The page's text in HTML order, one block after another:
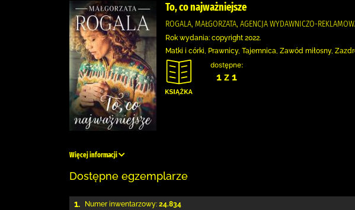
To, co najważniejsze
ROGALA, MAŁGORZATA, AGENCJA WYDAWNICZO-
Rok wydania: copyright 2022.
Matki i córki, Prawnicy, Tajemnica, Zawód miłosny,
dostępne:
1 z 1
Więcej informacji
Dostępne egzemplarze
1. Numer inwentarzowy: 24.834